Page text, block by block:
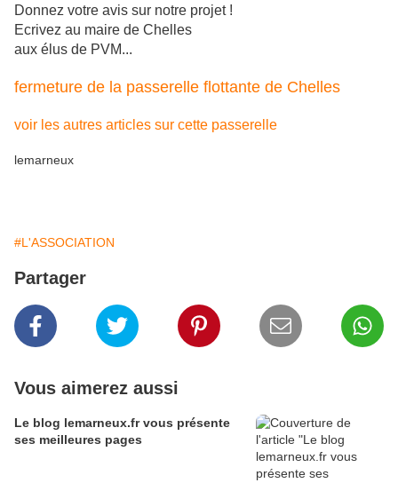
Donnez votre avis sur notre projet !
Ecrivez au maire de Chelles
aux élus de PVM...
fermeture de la passerelle flottante de Chelles
voir les autres articles sur cette passerelle
lemarneux
#L'ASSOCIATION
Partager
Vous aimerez aussi
Le blog lemarneux.fr vous présente
ses meilleures pages